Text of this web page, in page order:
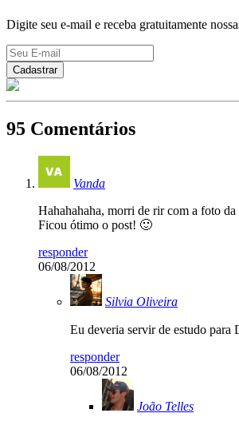
Digite seu e-mail e receba gratuitamente
95 Comentários
Vanda
Hahahahaha, morri de rir com a foto da
Ficou ótimo o post! 🙂
responder
06/08/2012
Silvia Oliveira
Eu deveria servir de estudo
responder
06/08/2012
João Telles